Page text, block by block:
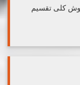
روش کلی تقسیم